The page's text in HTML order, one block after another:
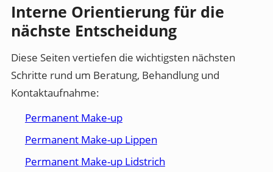
Interne Orientierung für die
nächste Entscheidung
Diese Seiten vertiefen die wichtigsten nächsten
Schritte rund um Beratung, Behandlung und
Kontaktaufnahme:
Permanent Make-up
Permanent Make-up Lippen
Permanent Make-up Lidstrich